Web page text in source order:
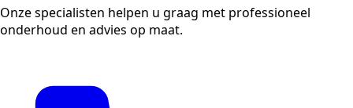
Onze specialisten helpen u graag met professioneel
onderhoud en advies op maat.